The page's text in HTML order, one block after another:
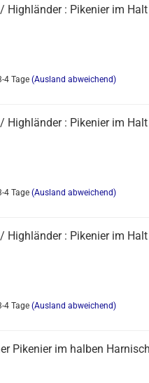
Highländer : Pikenier im Halt
4 Tage (Ausland abweichend)
Highländer : Pikenier im Halt
4 Tage (Ausland abweichend)
Highländer : Pikenier im Halt
4 Tage (Ausland abweichend)
Pikenier im halben